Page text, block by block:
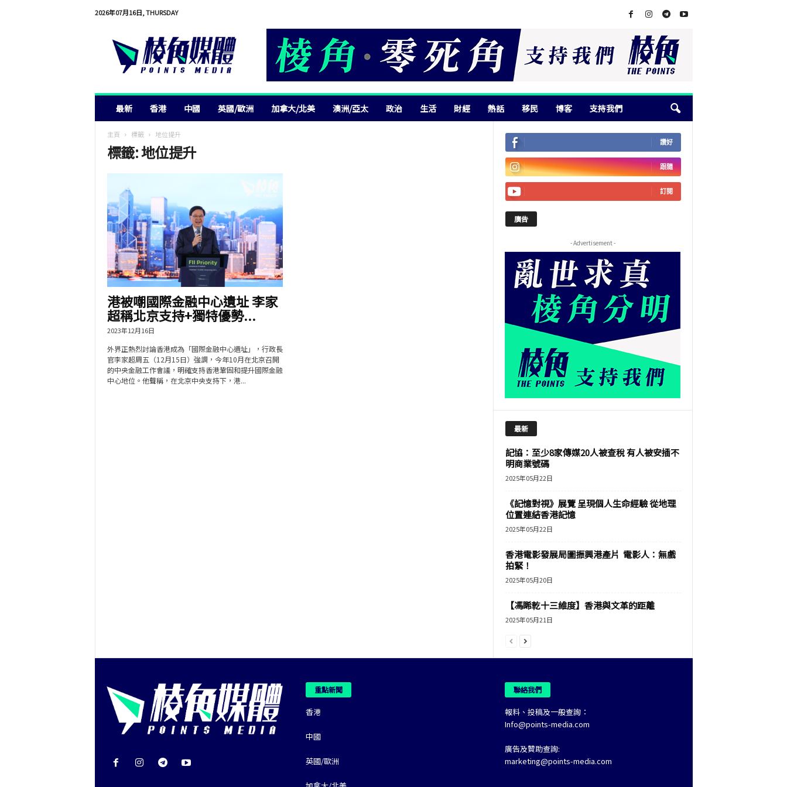
2026年07月16日, THURSDAY
最新 香港 中國 英國/歐洲 加拿大/北美 澳洲/亞太 政治 生活 財經 熱話 移民 博客 支持我們
主頁 標籤 地位提升
標籤: 地位提升
港被嘲國際金融中心遺址 李家
超稱北京支持+獨特優勢...
2023年12月16日
外界正熱烈討論香港成為「國際金融中心遺址」，行政長
官李家超周五（12月15日）強調，今年10月在北京召開
的中央金融工作會議，明確支持香港鞏固和提升國際金融
中心地位。他聲稱，在北京中央支持下，港...
讚好
跟隨
訂閱
廣告
- Advertisement -
最新
記協：至少8家傳媒20人被查稅 有人被安插不
明商業號碼
2025年05月22日
《記憶對視》展覽 呈現個人生命經驗 從地理
位置連結香港記憶
2025年05月22日
香港電影發展局圖振興港產片 電影人：無戲
拍緊！
2025年05月20日
【馮睎乾十三維度】香港與文革的距離
2025年05月21日
重點新聞
香港
中國
英國/歐洲
聯絡我們
報料、投稿及一般查詢：
Info@points-media.com
廣告及贊助查詢:
marketing@points-media.com